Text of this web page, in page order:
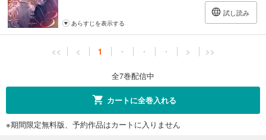
試し読み
あらすじを表示する
<< < 1 ・ ・ ・ > >>
全7巻配信中
カートに全巻入れる
※期間限定無料版、予約作品はカートに入りません